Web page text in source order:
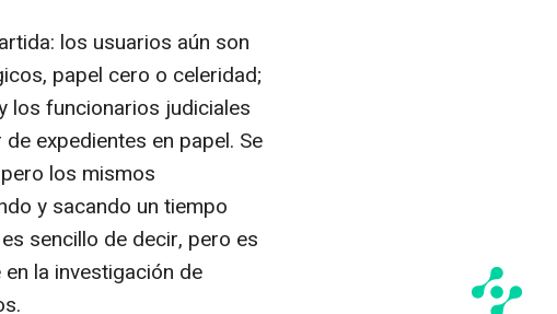
los usuarios aún son
papel cero o celeridad;
los funcionarios judiciales
expedientes en papel. Se
los mismos
y sacando un tiempo
sencillo de decir, pero es
la investigación de